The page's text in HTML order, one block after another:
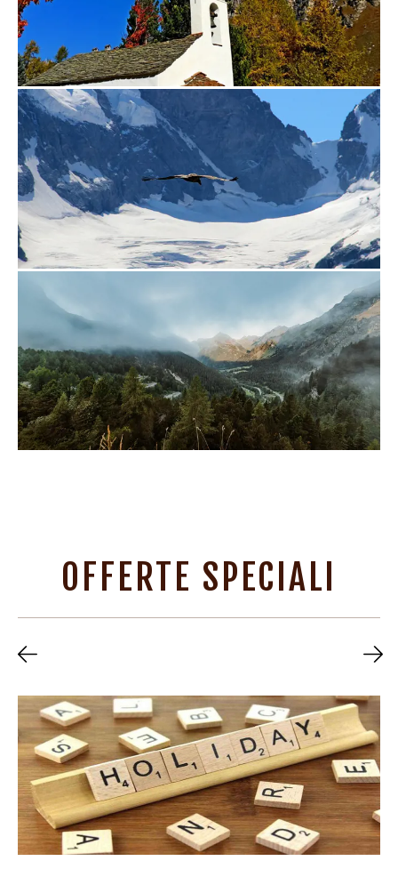
OFFERTE SPECIALI